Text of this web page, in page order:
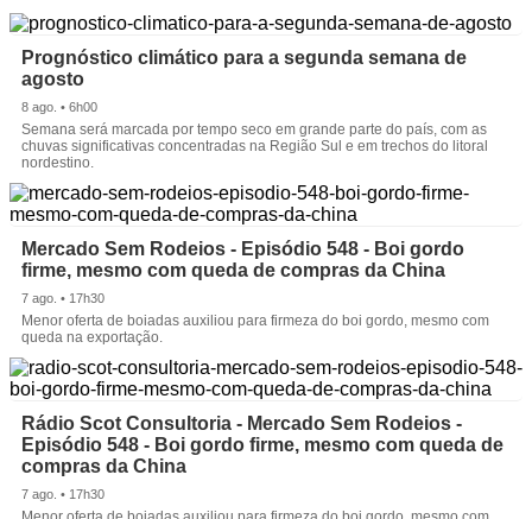
Prognóstico climático para a segunda semana de
agosto
8 ago. • 6h00
Semana será marcada por tempo seco em grande parte do país, com as
chuvas significativas concentradas na Região Sul e em trechos do litoral
nordestino.
Mercado Sem Rodeios - Episódio 548 - Boi gordo
firme, mesmo com queda de compras da China
7 ago. • 17h30
Menor oferta de boiadas auxiliou para firmeza do boi gordo, mesmo com
queda na exportação.
Rádio Scot Consultoria - Mercado Sem Rodeios -
Episódio 548 - Boi gordo firme, mesmo com queda de
compras da China
7 ago. • 17h30